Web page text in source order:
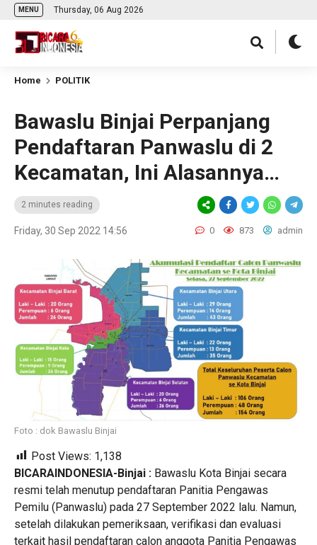
MENU Thursday, 06 Aug 2026
Home POLITIK
Bawaslu Binjai Perpanjang
Pendaftaran Panwaslu di 2
Kecamatan, Ini Alasannya…
2 minutes reading
Friday, 30 Sep 2022 14:56 0 873 admin
Foto : dok Bawaslu Binjai
Post Views: 1,138
BICARAINDONESIA-Binjai : Bawaslu Kota Binjai secara
resmi telah menutup pendaftaran Panitia Pengawas
Pemilu (Panwaslu) pada 27 September 2022 lalu. Namun,
setelah dilakukan pemeriksaan, verifikasi dan evaluasi
terkait hasil pendaftaran calon anggota Panitia Pengawas